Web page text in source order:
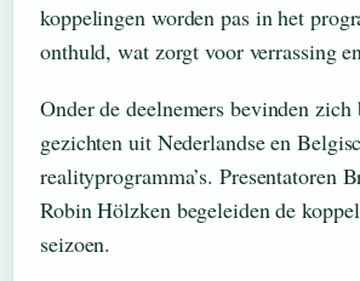
koppelingen worden pas in het
onthuld, wat zorgt voor verrassing
Onder de deelnemers bevinden zich
gezichten uit Nederlandse en
realityprogramma’s. Presentatoren
Robin Hölzken begeleiden de
seizoen.